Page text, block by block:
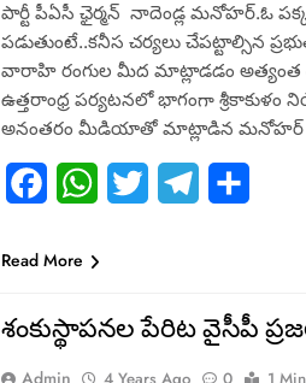
పార్టీ పీఏసీ ఛైర్మన్ నాదెండ్ల మనోహర్.ఓ
పడుతుంటే..కనీస చర్యలు చేపట్టాల్సిన
వారాహి రంగుల మీద మాట్లాడడం అత్యంత
ఉత్తరాంధ్ర పర్యటనలో భాగంగా
అనంతరం మీడియాతో మాట్లాడిన మనోహర్
FacebookWhatsApp
Twitter Telegram
Read More
శంకుస్థాపనల పేరిట వైసీపీ